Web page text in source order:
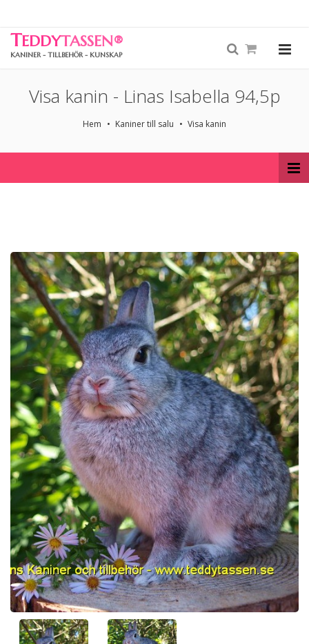
TEDDYTASSEN®
KANINER - TILLBEHÖR - KUNSKAP
Visa kanin - Linas Isabella 94,5p
Hem Kaniner till salu Visa kanin